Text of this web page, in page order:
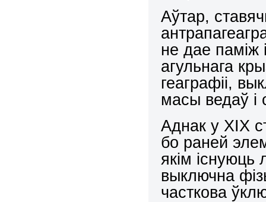
Аўтар,
не дае паміж
агульнага
геаграфіі,
масы ведаў і
Аднак у ХІХ
бо раней
якім
выключна
часткова